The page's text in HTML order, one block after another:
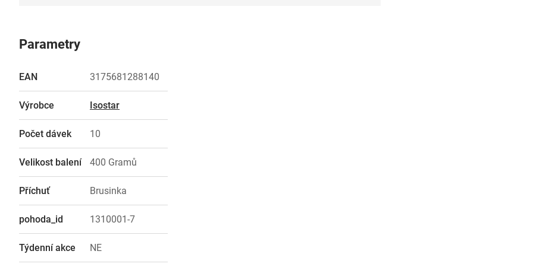
Parametry
EAN 3175681288140
Výrobce Isostar
Počet dávek 10
Velikost balení 400 Gramů
Příchuť Brusinka
pohoda_id 1310001-7
Týdenní akce NE